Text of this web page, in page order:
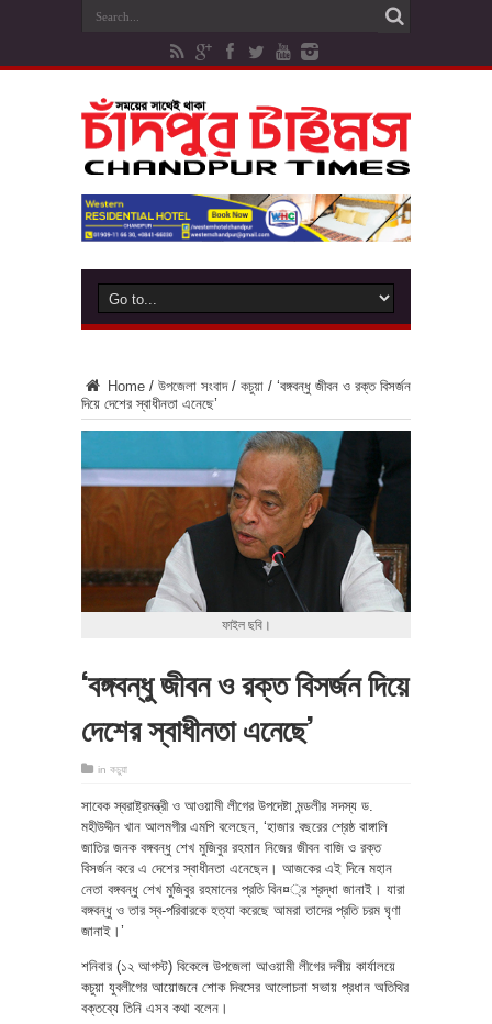
Home / উপজেলা সংবাদ / কচুয়া / ‘বঙ্গবন্ধু জীবন ও রক্ত বিসর্জন
দিয়ে দেশের স্বাধীনতা এনেছে’
ফাইল ছবি।
‘বঙ্গবন্ধু জীবন ও রক্ত বিসর্জন দিয়ে
দেশের স্বাধীনতা এনেছে’
in কচুয়া
সাবেক স্বরাষ্ট্রমন্ত্রী ও আওয়ামী লীগের উপদেষ্টা মন্ডলীর সদস্য ড.
মহীউদ্দীন খান আলমগীর এমপি বলেছেন, ‘হাজার বছরের শ্রেষ্ঠ বাঙ্গালি
জাতির জনক বঙ্গবন্ধু শেখ মুজিবুর রহমান নিজের জীবন বাজি ও রক্ত
বিসর্জন করে এ দেশের স্বাধীনতা এনেছেন। আজকের এই দিনে মহান
নেতা বঙ্গবন্ধু শেখ মুজিবুর রহমানের প্রতি বিন¤্র শ্রদ্ধা জানাই। যারা
বঙ্গবন্ধু ও তার স্ব-পরিবারকে হত্যা করেছে আমরা তাদের প্রতি চরম ঘৃণা
জানাই।’
শনিবার (১২ আগস্ট) বিকেলে উপজেলা আওয়ামী লীগের দলীয় কার্যালয়ে
কচুয়া যুবলীগের আয়োজনে শোক দিবসের আলোচনা সভায় প্রধান অতিথির
বক্তব্যে তিনি এসব কথা বলেন।